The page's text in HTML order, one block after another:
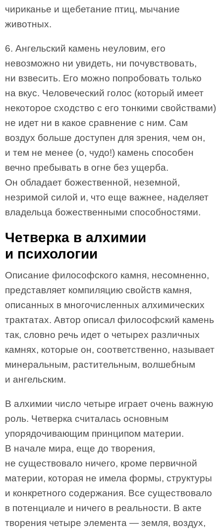
чириканье и щебетание птиц, мычание
животных.
6. Ангельский камень неуловим, его
невозможно ни увидеть, ни почувствовать,
ни взвесить. Его можно попробовать только
на вкус. Человеческий голос (который имеет
некоторое сходство с его тонкими свойствами)
не идет ни в какое сравнение с ним. Сам
воздух больше доступен для зрения, чем он,
и тем не менее (о, чудо!) камень способен
вечно пребывать в огне без ущерба.
Он обладает божественной, неземной,
незримой силой и, что еще важнее, наделяет
владельца божественными способностями.
Четверка в алхимии
и психологии
Описание философского камня, несомненно,
представляет компиляцию свойств камня,
описанных в многочисленных алхимических
трактатах. Автор описал философский камень
так, словно речь идет о четырех различных
камнях, которые он, соответственно, называет
минеральным, растительным, волшебным
и ангельским.
В алхимии число четыре играет очень важную
роль. Четверка считалась основным
упорядочивающим принципом материи.
В начале мира, еще до творения,
не существовало ничего, кроме первичной
материи, которая не имела формы, структуры
и конкретного содержания. Все существовало
в потенциале и ничего в реальности. В акте
творения четыре элемента — земля, воздух,